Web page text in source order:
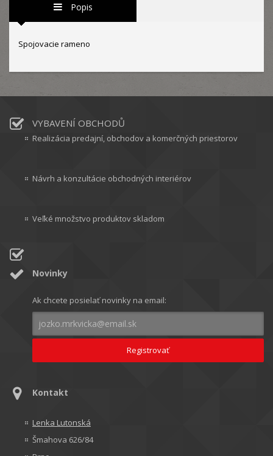
Popis
Spojovacie rameno
VYBAVENÍ OBCHODŮ
Realizácia predajní, obchodov a komerčných priestorov
Návrh a konzultácie obchodných interiérov
Veľké množstvo produktov skladom
Novinky
Ak chcete posielať novinky na email:
Kontakt
Lenka Lutonská
Šmahova 626/84